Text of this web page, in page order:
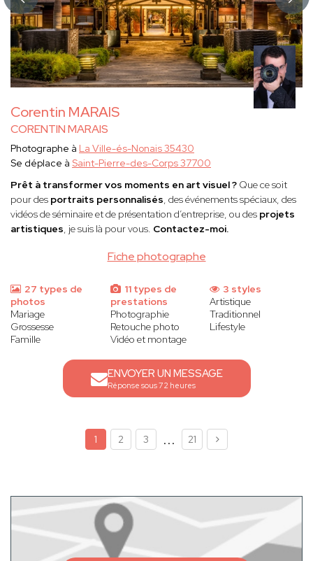
Corentin MARAIS
CORENTIN MARAIS
Fiche photographe
Photographe à La Ville-és-Nonais 35430
Se déplace à Saint-Pierre-des-Corps 37700
Prêt à transformer vos moments en art visuel ? Que ce soit
pour des portraits personnalisés, des événements spéciaux, des
vidéos de séminaire et de présentation d’entreprise, ou des projets
artistiques, je suis là pour vous. Contactez-moi.
27 types de
photos
Mariage
Grossesse
Famille
11 types de
prestations
Photographie
Retouche photo
Vidéo et montage
3 styles
Artistique
Traditionnel
Lifestyle
ENVOYER UN MESSAGE
Réponse sous 72 heures
1 2 3 ... 21